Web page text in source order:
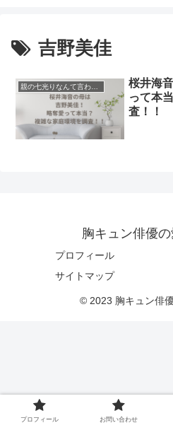
吉野美佳
桜井海
って本
査！！
胸キュン俳優
プロフィール
サイトマップ
© 2023 胸キュン俳
プロフィール お問い合わせ